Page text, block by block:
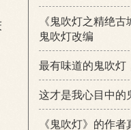
《鬼吹灯之精绝
鬼吹灯改编
最有味道的鬼吹灯
这才是我心目中的
《鬼吹灯》的作